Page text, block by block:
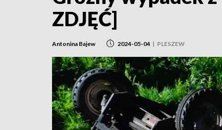
ZDJĘĆ]
Antonina Bajew 2024-05-04 | PLESZEW